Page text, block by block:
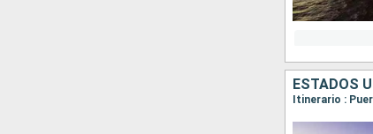
ESTADOS
Itinerario :